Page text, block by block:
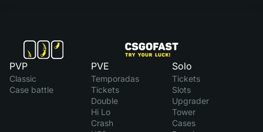
PVP
Classic
Case battle
PVE
Temporadas
Tickets
Double
Hi Lo
Crash
Solo
Tickets
Slots
Upgrader
Tower
Cases